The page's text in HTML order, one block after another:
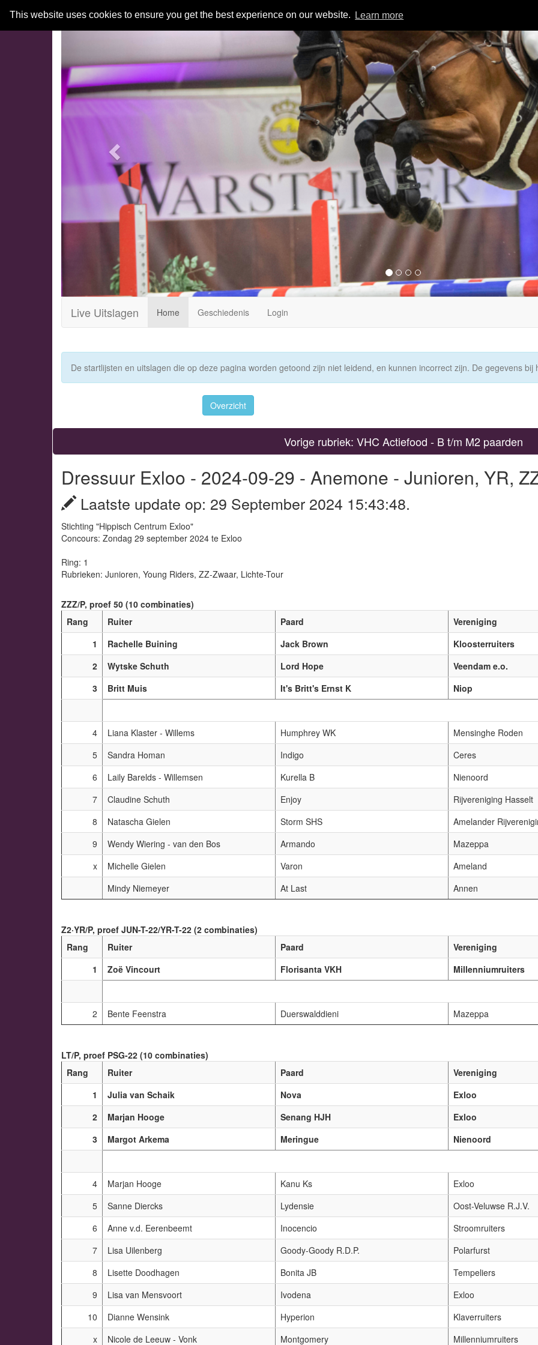
This website uses cookies to ensure you get the best experience on our website. Learn more
Previous
Live Uitslagen Home Geschiedenis Login
De startlijsten en uitslagen die op deze pagina worden getoond zijn niet leidend, en kunnen incorrect zijn. De gegevens bij
Overzicht
Vorige rubriek: VHC Actiefood - B t/m M2 paarden
Dressuur Exloo - 2024-09-29 - Anemone - Junioren, YR,
Laatste update op: 29 September 2024 15:43:48.
Stichting "Hippisch Centrum Exloo"
Concours: Zondag 29 september 2024 te Exloo
Ring: 1
Rubrieken: Junioren, Young Riders, ZZ-Zwaar, Lichte-Tour
ZZZ/P, proef 50 (10 combinaties)
Rang
Ruiter Paard
Vereniging
1
Rachelle Buining Jack Brown
Kloosterruiters
2
Wytske Schuth Lord Hope
Veendam e.o.
3
Britt Muis It's Britt's Ernst K Niop
4 Liana Klaster - Willems Humphrey WK
Mensinghe Roden
5
Sandra Homan Indigo
Ceres
6
Laily Barelds - Willemsen Kurella B
Nienoord
7
Claudine Schuth Enjoy
Rijvereniging Hasselt
8
Natascha Gielen Storm SHS
Amelander
9
Wendy Wiering - van den Bos Armando
Mazeppa
x
Michelle Gielen Varon
Ameland
Mindy Niemeyer
At Last Annen
Z2·YR/P, proef JUN-T-22/YR-T-22 (2 combinaties)
Rang
Ruiter Paard
Vereniging
1
Zoë Vincourt Florisanta VKH Millenniumruiters
2 Bente Feenstra Duerswalddieni Mazeppa
LT/P, proef PSG-22 (10 combinaties)
Rang
Ruiter Paard
Vereniging
1
Julia van Schaik Nova
Exloo
2
Marjan Hooge Senang HJH
Exloo
3
Margot Arkema Meringue Nienoord
4 Marjan Hooge Kanu Ks
Exloo
5
Sanne Diercks Lydensie
Oost-Veluwse R.J.V.
6
Anne v.d. Eerenbeemt Inocencio
Stroomruiters
7
Lisa Uilenberg Goody-Goody R.D.P.
Polarfurst
8
Lisette Doodhagen Bonita JB
Tempeliers
9
Lisa van Mensvoort Ivodena
Exloo
10
Dianne Wensink Hyperion
Klaverruiters
x
Nicole de Leeuw - Vonk Montgomery Millenniumruiters